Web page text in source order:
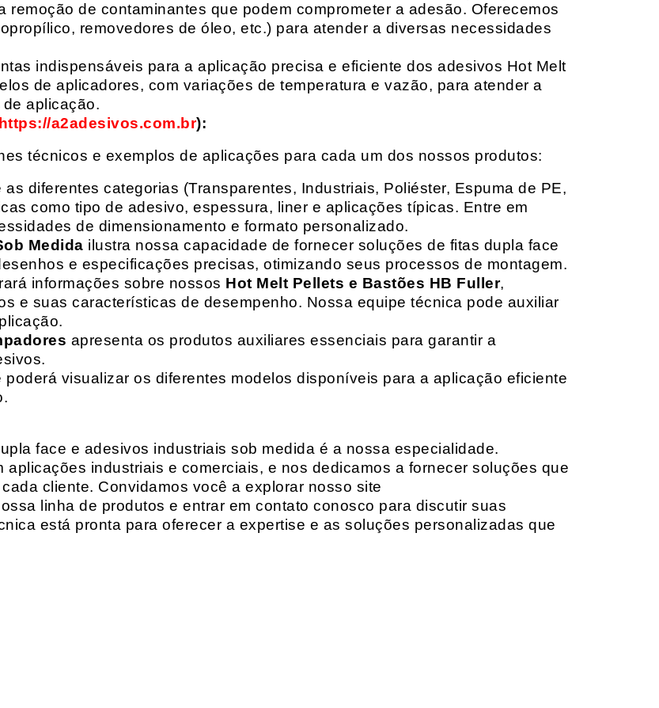
de contaminantes que podem comprometer a adesão. Oferecemos
removedores de óleo, etc.) para atender a diversas necessidades
indispensáveis para a aplicação precisa e eficiente dos adesivos Hot Melt
de aplicadores, com variações de temperatura e vazão, para atender a
aplicação.
https://a2adesivos.com.br):
técnicos e exemplos de aplicações para cada um dos nossos produtos:
as diferentes categorias (Transparentes, Industriais, Poliéster, Espuma de PE,
como tipo de adesivo, espessura, liner e aplicações típicas. Entre em
de dimensionamento e formato personalizado.
Medida ilustra nossa capacidade de fornecer soluções de fitas dupla face
e especificações precisas, otimizando seus processos de montagem.
informações sobre nossos Hot Melt Pellets e Bastões HB Fuller,
e suas características de desempenho. Nossa equipe técnica pode auxiliar
apresenta os produtos auxiliares essenciais para garantir a
poderá visualizar os diferentes modelos disponíveis para a aplicação eficiente
face e adesivos industriais sob medida é a nossa especialidade.
industriais e comerciais, e nos dedicamos a fornecer soluções que
cliente. Convidamos você a explorar nosso site
linha de produtos e entrar em contato conosco para discutir suas
está pronta para oferecer a expertise e as soluções personalizadas que